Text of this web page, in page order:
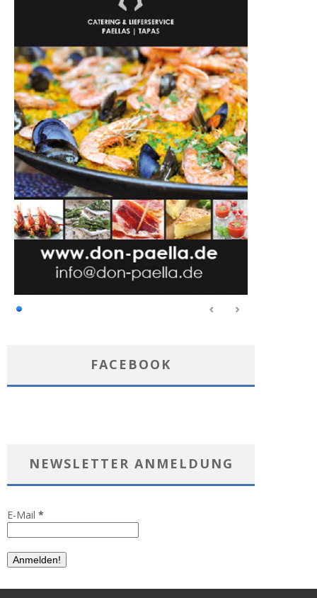
FACEBOOK
NEWSLETTER ANMELDUNG
E-Mail *